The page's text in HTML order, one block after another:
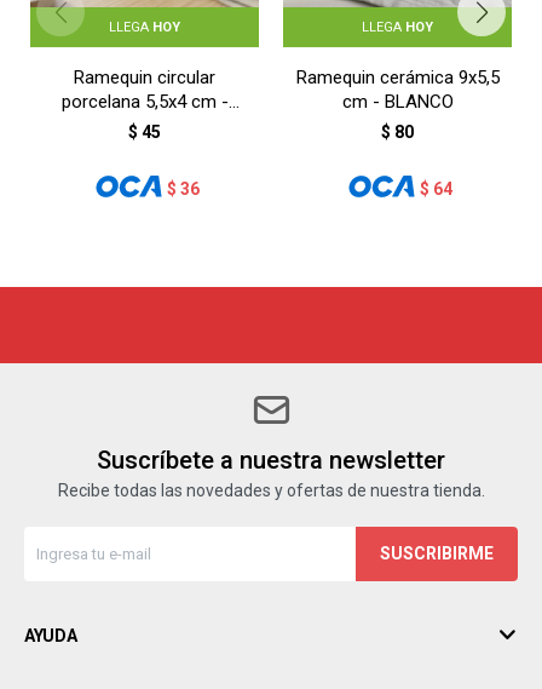
LLEGA HOY
Ramequin circular
porcelana 5,5x4 cm -
BLANCO
$ 45
$ 36
LLEGA HOY
Ramequin cerámica 9x5,5
cm - BLANCO
$ 80
$ 64
Suscríbete a nuestra newsletter
Recibe todas las novedades y ofertas de nuestra tienda.
SUSCRIBIRME
AYUDA